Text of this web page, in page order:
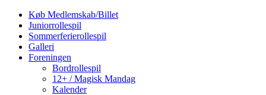
Køb Medlemskab/Billet
Juniorrollespil
Sommerferierollespil
Galleri
Foreningen
Bordrollespil
12+ / Magisk Mandag
Kalender